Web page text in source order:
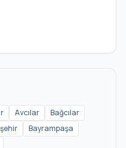
Avcılar
Bağcılar
Bayrampaşa